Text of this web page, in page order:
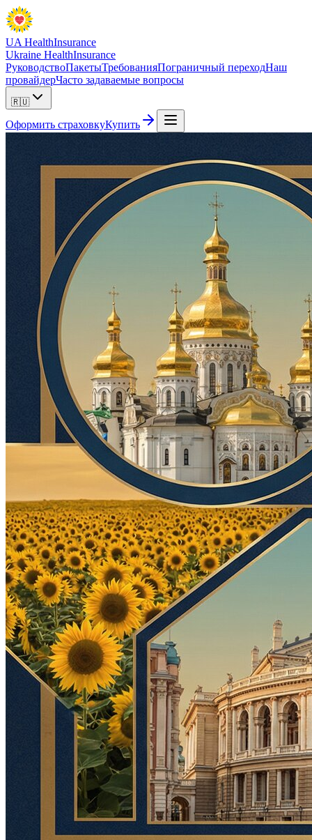
UA HealthInsurance
Ukraine HealthInsurance
РуководствоПакетыТребованияПограничный переходНаш
провайдерЧасто задаваемые вопросы
🇷🇺
Оформить страховкуКупить